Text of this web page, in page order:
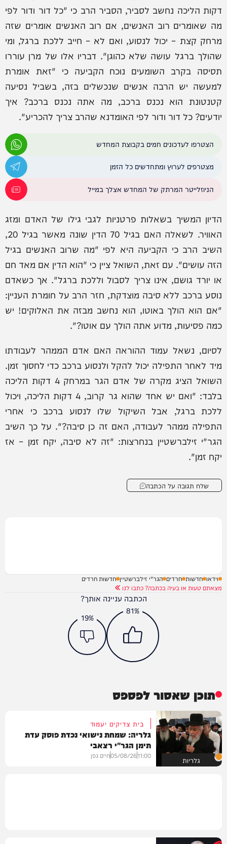
דקות הליכה נחשב לסביר, הסביר הרב כי "כל דור ודור לפי
מה שאומרים רוב האנשים, אם רוב האנשים אומרים שזה
מרחק קצת – יכול לנסוע, ואם לא – חייב ללכת ברגל, ומי
שהולך ברגל עושה שלא כהוגן". דבריו אלו של מרן עוררו
תסיסה בקרב השומעים נוכח הקביעה כי "זאת אומרת
למעשה יש הרבה אנשים שנכשלים בזה, בשביל נסיעה
קטנטונת הוא נכנס ברכב, מה אתה נכנס ברכב? איך
יודעים? כל דור ודור לפי האומדנא שהרב צריך להכריע".
הצטרפו לעדכונים חמים בקבוצת המחדש
מצטרפים לערוץ ומתחדשים כל הזמן
הניוזלייטר המרתק של המחדש אצלך במייל
הדיון המשיך בשאלות פרטניות לגבי גילו של האדם ומזג
האוויר. לשאלה האם בגיל 70 הדין שונה מאשר בגיל 20,
השיב הרב כי הקביעה היא לפי "מה שרוב האנשים בגיל
הזה עושים". עם זאת, השואל ציין כי "הוא הדין אם מאד חם
או יורד גושם, אינו צריך לסבול וללכת ברגל". אך כשאדם
נוסע ברכב ללא סיבה מוצדקת, חזר הרב על חומרת העניין:
"אם הוא הולך באוטו, הוא נחשב מבזה את האלוקים! יש
כמה פסיעות, מדוע אתה הולך עם אוטו?".
לסיום, נשאל עמוד ההוראה האם אדם הממהר לעבודתו
מיד לאחר התפילה יכול להקל ולנסוע ברכב כדי לחסוך זמן.
השואל הציג מקרה של אדם הגר במרחק 4 דקות הליכה
בלבד: "ואם יש אחד שהוא גר קרוב, 4 דקות הליכה, ויכול
ללכת ברגל, אבל השיקול שלו לנסוע ברכב כי אחרי
התפילה ממהר לעבודה, האם זה כן סיבה?". על כך השיב
הגר"י זילברשטיין בנחרצות: "זה לא סיבה, יקח זמן – אז
יקח זמן".
שלח תגובה על הכתבה
וידאו חדשות חרדים הגר"י זילברשטיין חדשות חרדים
מצאתם טעות או בעיה בכתבה? כתבו לנו
הכתבה עניינה אותך?
81%
19%
תוכן שאסור לפספס
גלריות
בית צדיקים יעמוד
גלריה: שמחת נישואי נכדת פוסק עדת
תימן הגר"י רצאבי
11:00
05/08/26חיים גפן